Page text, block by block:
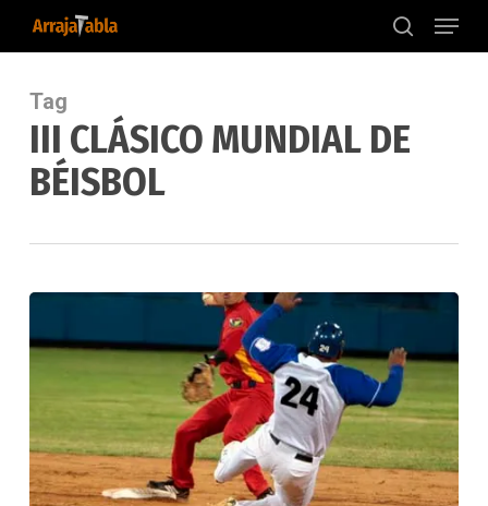
content
search
Menu
Tag
III CLÁSICO MUNDIAL DE
BÉISBOL